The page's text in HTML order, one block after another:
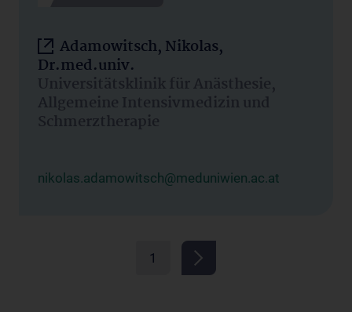
Adamowitsch, Nikolas,
Dr.med.univ.
Universitätsklinik für Anästhesie,
Allgemeine Intensivmedizin und
Schmerztherapie
nikolas.adamowitsch@meduniwien.ac.at
1